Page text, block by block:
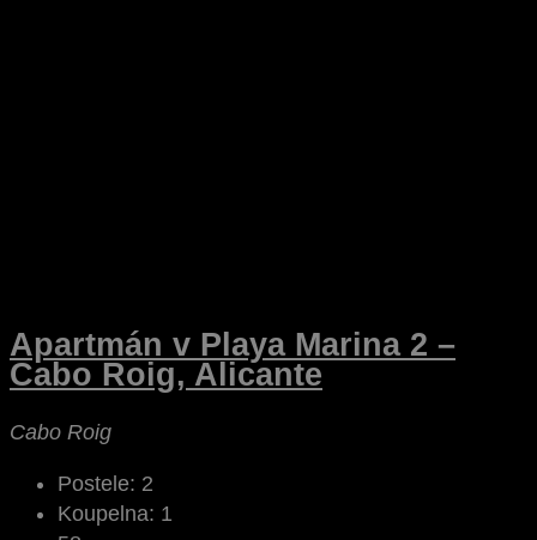
Apartmán v Playa Marina 2 –
Cabo Roig, Alicante
Cabo Roig
Postele: 2
Koupelna: 1